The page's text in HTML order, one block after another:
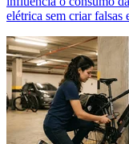
elétrica sem criar falsas